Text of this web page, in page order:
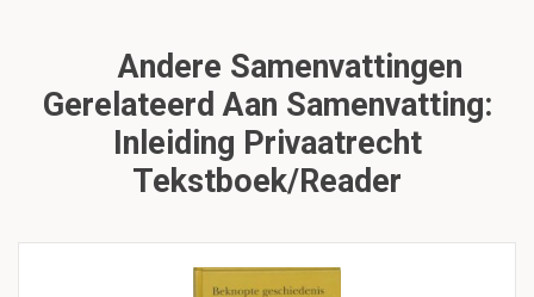
Andere Samenvattingen
Gerelateerd Aan Samenvatting:
Inleiding Privaatrecht
Tekstboek/reader